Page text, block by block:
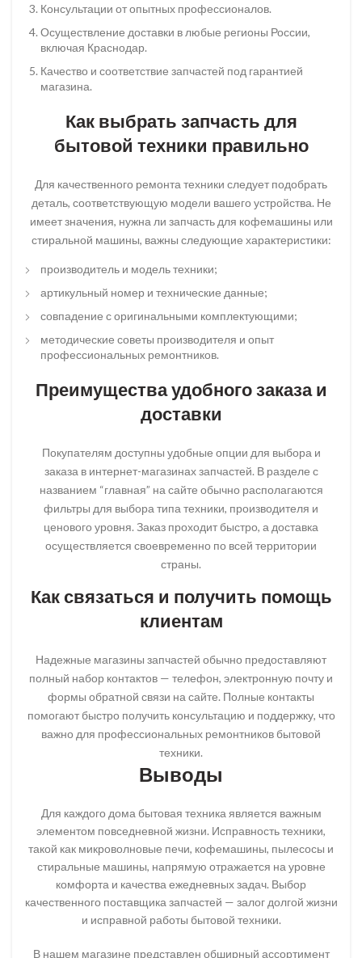
Консультации от опытных профессионалов.
Осуществление доставки в любые регионы России,
включая Краснодар.
Качество и соответствие запчастей под гарантией
магазина.
Как выбрать запчасть для
бытовой техники правильно
Для качественного ремонта техники следует подобрать
деталь, соответствующую модели вашего устройства. Не
имеет значения, нужна ли запчасть для кофемашины или
стиральной машины, важны следующие характеристики:
производитель и модель техники;
артикульный номер и технические данные;
совпадение с оригинальными комплектующими;
методические советы производителя и опыт
профессиональных ремонтников.
Преимущества удобного заказа и
доставки
Покупателям доступны удобные опции для выбора и
заказа в интернет-магазинах запчастей. В разделе с
названием “главная” на сайте обычно располагаются
фильтры для выбора типа техники, производителя и
ценового уровня. Заказ проходит быстро, а доставка
осуществляется своевременно по всей территории
страны.
Как связаться и получить помощь
клиентам
Надежные магазины запчастей обычно предоставляют
полный набор контактов — телефон, электронную почту и
формы обратной связи на сайте. Полные контакты
помогают быстро получить консультацию и поддержку, что
важно для профессиональных ремонтников бытовой
техники.
Выводы
Для каждого дома бытовая техника является важным
элементом повседневной жизни. Исправность техники,
такой как микроволновые печи, кофемашины, пылесосы и
стиральные машины, напрямую отражается на уровне
комфорта и качества ежедневных задач. Выбор
качественного поставщика запчастей — залог долгой жизни
и исправной работы бытовой техники.
В нашем магазине представлен обширный ассортимент